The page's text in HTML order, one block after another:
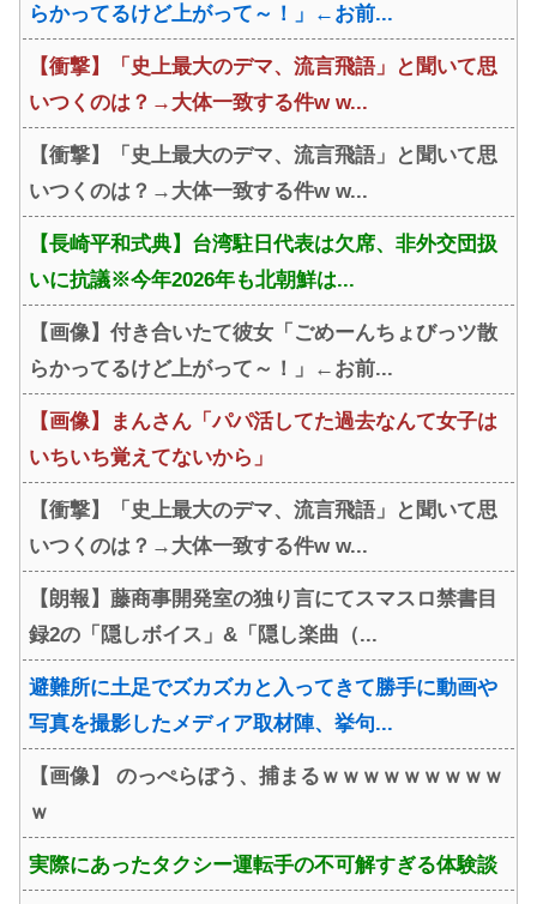
らかってるけど上がって～！」←お前...
【衝撃】「史上最大のデマ、流言飛語」と聞いて思
いつくのは？→大体一致する件w w...
【衝撃】「史上最大のデマ、流言飛語」と聞いて思
いつくのは？→大体一致する件w w...
【長崎平和式典】台湾駐日代表は欠席、非外交団扱
いに抗議※今年2026年も北朝鮮は...
【画像】付き合いたて彼女「ごめーんちょびっツ散
らかってるけど上がって～！」←お前...
【画像】まんさん「パパ活してた過去なんて女子は
いちいち覚えてないから」
【衝撃】「史上最大のデマ、流言飛語」と聞いて思
いつくのは？→大体一致する件w w...
【朗報】藤商事開発室の独り言にてスマスロ禁書目
録2の「隠しボイス」&「隠し楽曲（...
避難所に土足でズカズカと入ってきて勝手に動画や
写真を撮影したメディア取材陣、挙句...
【画像】 のっぺらぼう、捕まるｗｗｗｗｗｗｗｗｗ
ｗ
実際にあったタクシー運転手の不可解すぎる体験談